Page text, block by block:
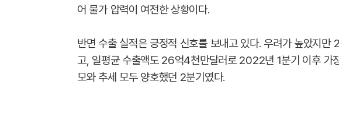
어 물가 압력이 여전한 상황이다.
반면 수출 실적은 긍정적 신호를 보내고 있다. 우려가 높았지
고, 일평균 수출액도 26억4천만달러로 2022년 1분기 이후 가
모와 추세 모두 양호했던 2분기였다.